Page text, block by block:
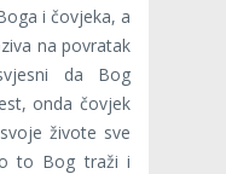
i čovjeka, a
na povratak
da Bog
onda čovjek
živote sve
to Bog traži i